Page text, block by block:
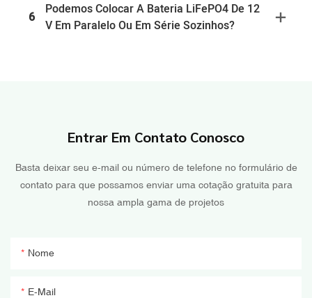
6
Podemos Colocar A Bateria LiFePO4 De 12
V Em Paralelo Ou Em Série Sozinhos?
Entrar Em Contato Conosco
Basta deixar seu e-mail ou número de telefone no formulário de
contato para que possamos enviar uma cotação gratuita para
nossa ampla gama de projetos
Nome
E-Mail